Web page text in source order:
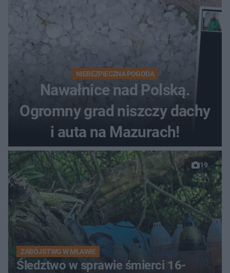
NIEBEZPIECZNA POGODA
Nawałnice nad Polską.
Ogromny grad niszczy dachy
i auta na Mazurach!
19
ZABÓJSTWO W MŁAWIE
Śledztwo w sprawie śmierci 16-